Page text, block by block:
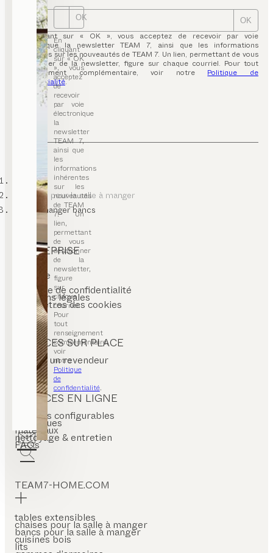
OK
En
cliquant
sur « OK
», vous
acceptez
de
recevoir
par voie
électronique
la
newsletter
TEAM 7,
ainsi que
les
informations
inhérentes
sur les
nouveautés
de TEAM
7. Un
lien,
permettant
de vous
désabonner
de la
newsletter,
figure
sur
chaque
courriel.
Pour
tout
renseignement
complémentaire,
voir
notre
Politique
de
confidentialité.
OK
En cliquant sur « OK », vous acceptez de recevoir par voie
électronique la newsletter TEAM 7, ainsi que les informations
inhérentes sur les nouveautés de TEAM 7. Un lien, permettant de vous
désabonner de la newsletter, figure sur chaque courriel. Pour tout
renseignement complémentaire, voir notre Politique de
confidentialité.
TEAM 7
meubles pour la salle à manger
salle à manger bancs
ENTREPRISE
carrière
politique de confidentialité
mentions légales
paramètres des cookies
SERVICES SUR PLACE
trouver un revendeur
SERVICES EN LIGNE
produits configurables
catalogues
matériaux
nettoyage & entretien
FAQs
TEAM7-HOME.COM
tables extensibles
chaises pour la salle à manger
bancs pour la salle à manger
cuisines bois
lits